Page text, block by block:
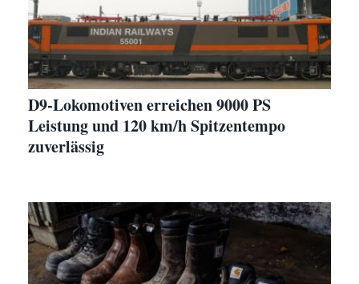
D9-Lokomotiven erreichen 9000 PS
Leistung und 120 km/h Spitzentempo
zuverlässig